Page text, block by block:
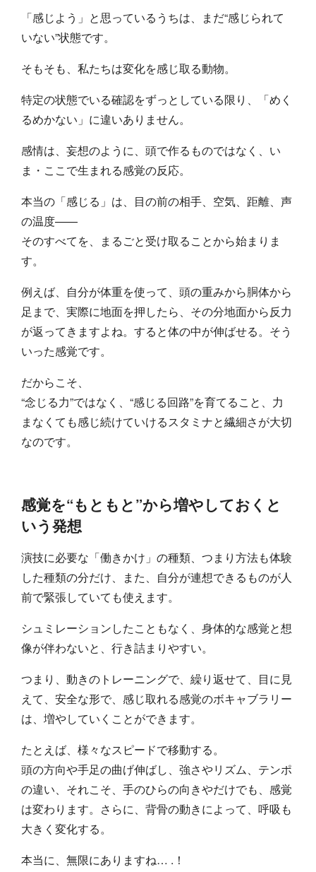
「感じよう」と思っているうちは、まだ“感じられて
いない”状態です。
そもそも、私たちは変化を感じ取る動物。
特定の状態でいる確認をずっとしている限り、「めく
るめかない」に違いありません。
感情は、妄想のように、頭で作るものではなく、い
ま・ここで生まれる感覚の反応。
本当の「感じる」は、目の前の相手、空気、距離、声
の温度——
そのすべてを、まるごと受け取ることから始まりま
す。
例えば、自分が体重を使って、頭の重みから胴体から
足まで、実際に地面を押したら、その分地面から反力
が返ってきますよね。すると体の中が伸ばせる。そう
いった感覚です。
だからこそ、
“念じる力”ではなく、“感じる回路”を育てること、力
まなくても感じ続けていけるスタミナと繊細さが大切
なのです。
感覚を“もともと”から増やしておくと
いう発想
演技に必要な「働きかけ」の種類、つまり方法も体験
した種類の分だけ、また、自分が連想できるものが人
前で緊張していても使えます。
シュミレーションしたこともなく、身体的な感覚と想
像が伴わないと、行き詰まりやすい。
つまり、動きのトレーニングで、繰り返せて、目に見
えて、安全な形で、感じ取れる感覚のボキャブラリー
は、増やしていくことができます。
たとえば、様々なスピードで移動する。
頭の方向や手足の曲げ伸ばし、強さやリズム、テンポ
の違い、それこそ、手のひらの向きやだけでも、感覚
は変わります。さらに、背骨の動きによって、呼吸も
大きく変化する。
本当に、無限にありますね… .！